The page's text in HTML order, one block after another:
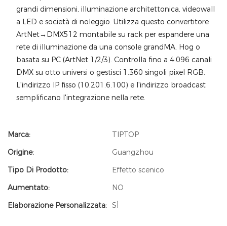
grandi dimensioni, illuminazione architettonica, videowall
a LED e società di noleggio. Utilizza questo convertitore
ArtNet→DMX512 montabile su rack per espandere una
rete di illuminazione da una console grandMA, Hog o
basata su PC (ArtNet 1/2/3). Controlla fino a 4.096 canali
DMX su otto universi o gestisci 1.360 singoli pixel RGB.
L'indirizzo IP fisso (10.201.6.100) e l'indirizzo broadcast
semplificano l'integrazione nella rete.
Marca:
TIPTOP
Origine:
Guangzhou
Tipo Di Prodotto:
Effetto scenico
Aumentato:
NO
Elaborazione Personalizzata: SÌ